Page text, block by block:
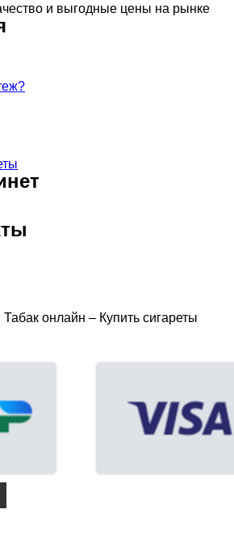
и выгодные цены на рынке
онлайн – Купить сигареты